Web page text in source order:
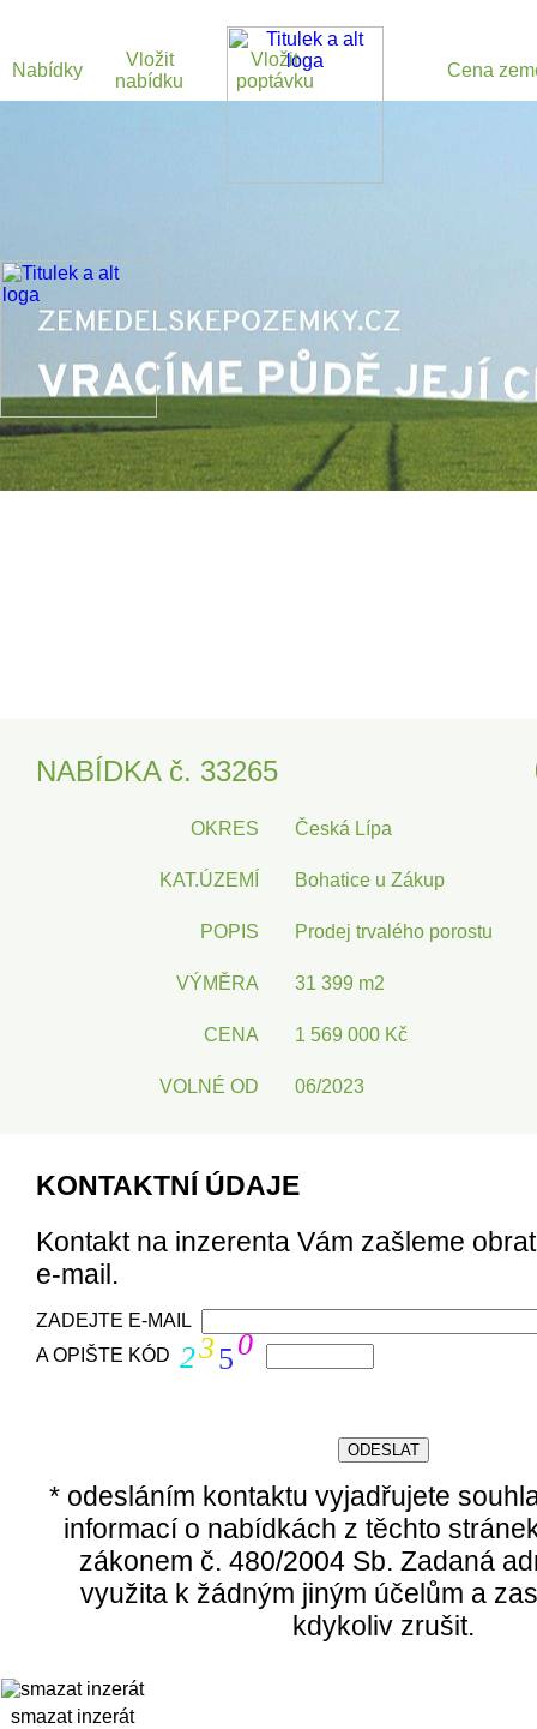
Nabídky
Vložit
nabídku
Vložit
poptávku
Cena
NABÍDKA č. 33265
OKRES Česká Lípa
KAT.ÚZEMÍ Bohatice u Zákup
POPIS Prodej trvalého porostu
VÝMĚRA 31 399 m2
CENA 1 569 000 Kč
VOLNÉ OD 06/2023
KONTAKTNÍ ÚDAJE
Kontakt na inzerenta Vám zašleme
e-mail.
ZADEJTE E-MAIL
A OPIŠTE KÓD 2350
* odesláním kontaktu vyjadřujete
informací o nabídkách z těchto
zákonem č. 480/2004 Sb. Zadaná
využita k žádným jiným účelům a
kdykoliv zrušit.
smazat inzerát